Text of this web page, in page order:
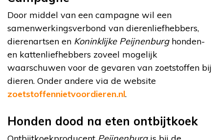
Door middel van een campagne wil een
samenwerkingsverbond van dierenliefhebbers,
dierenartsen en Koninklijke Peijnenburghonden-
en kattenliefhebbers zoveel mogelijk
waarschuwen voor de gevaren van zoetstoffen bij
dieren. Onder andere via de website
zoetstoffennietvoordieren.nl.
Honden dood na eten ontbijtkoek